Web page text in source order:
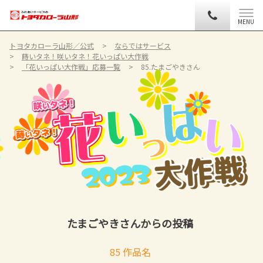
MENU
トヨタカローラ山形／公式
ならではサービス
蒔いタネ！咲いタネ！花いっぱい大作戦
「花いっぱい大作戦」応募一覧
85.たまごやきさん
85 作品名
たまごやきさんからの投稿